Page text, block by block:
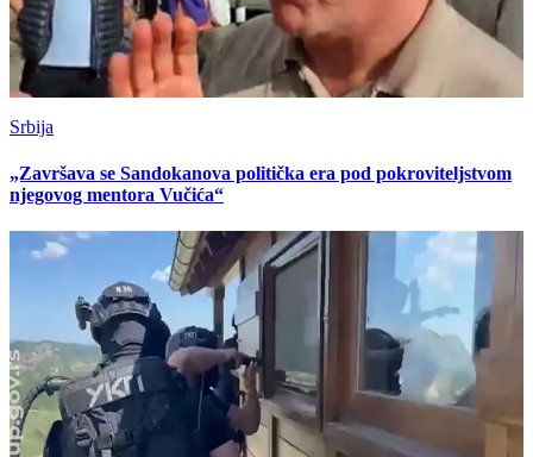
Srbija
„Završava se Sandokanova politička era pod pokroviteljstvom
njegovog mentora Vučića“